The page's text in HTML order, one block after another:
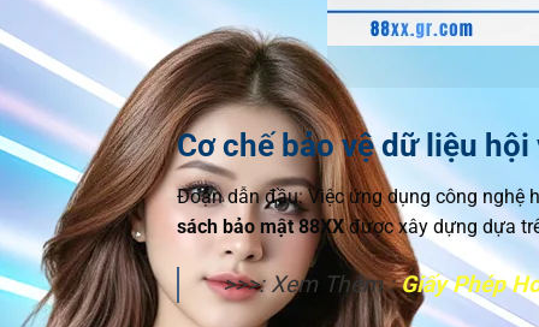
Cơ chế bảo vệ dữ liệu
Đoạn dẫn đầu: Việc ứng dụng công nghệ
sách bảo mật 88XXđược xây dựng dựa
>>>: Xem Thêm :Giấy Phép